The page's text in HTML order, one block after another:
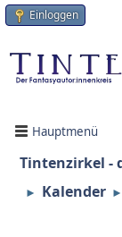
Einloggen
Hauptmenü
Tintenzirkel -
► Kalender ►